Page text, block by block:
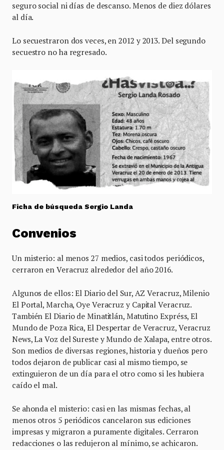
seguro social ni días de descanso. Menos de diez dólares
al día.
Lo secuestraron dos veces, en 2012 y 2013. Del segundo
secuestro no ha regresado.
Ficha de búsqueda Sergio Landa
Convenios
Un misterio: al menos 27 medios, casi todos periódicos,
cerraron en Veracruz alrededor del año 2016.
Algunos de ellos: El Diario del Sur, AZ Veracruz, Milenio
El Portal, Marcha, Oye Veracruz y Capital Veracruz.
También El Diario de Minatitlán, Matutino Expréss, El
Mundo de Poza Rica, El Despertar de Veracruz, Veracruz
News, La Voz del Sureste y Mundo de Xalapa, entre otros.
Son medios de diversas regiones, historia y dueños pero
todos dejaron de publicar casi al mismo tiempo, se
extinguieron de un día para el otro como si les hubiera
caído el mal.
Se ahonda el misterio: casi en las mismas fechas, al
menos otros 5 periódicos cancelaron sus ediciones
impresas y migraron a puramente digitales. Cerraron
redacciones o las redujeron al mínimo, se achicaron.